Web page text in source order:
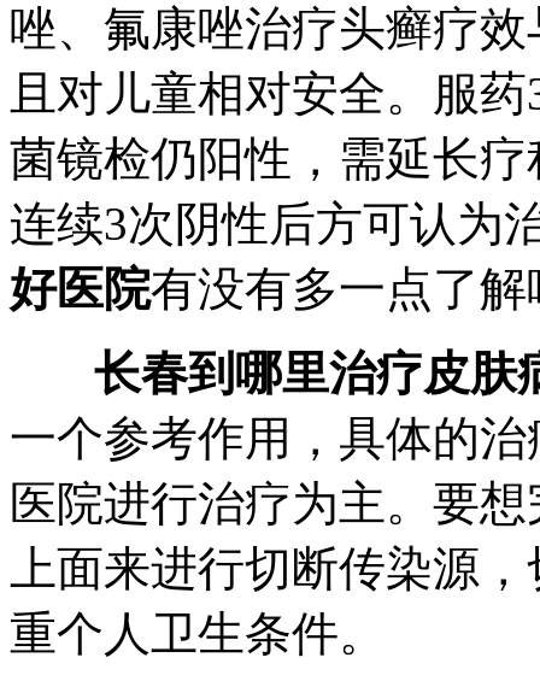
唑、氟康唑治疗头癣疗
且对儿童相对安全。服
菌镜检仍阳性，需延长
连续3次阴性后方可认为
好医院有没有多一点了解
长春到哪里治疗皮肤
一个参考作用，具体的
医院进行治疗为主。要
上面来进行切断传染源
重个人卫生条件。